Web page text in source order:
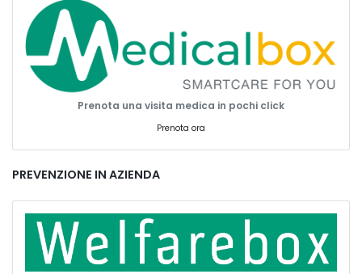
Prenota una visita medica in pochi click
Prenota ora
PREVENZIONE IN AZIENDA